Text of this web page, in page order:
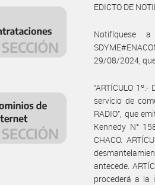
EDICTO DE
Notifíquese a
29/08/2024,
“ARTÍCULO
servicio de
RADIO”, que
Kennedy N°
CHACO.
antecede.
procederá a la